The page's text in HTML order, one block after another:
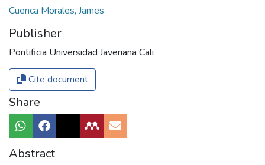
Cuenca Morales, James
Publisher
Pontificia Universidad Javeriana Cali
Cite document
Share
Abstract